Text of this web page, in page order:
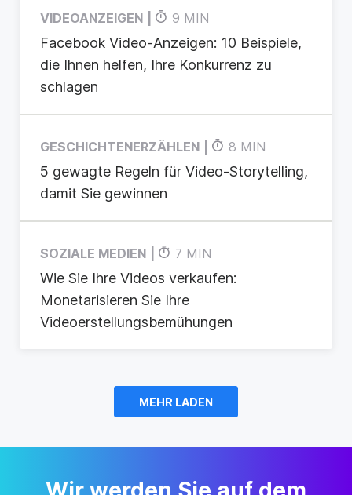
Facebook Video-Anzeigen: 10 Beispiele,
die Ihnen helfen, Ihre Konkurrenz zu
schlagen
VIDEOANZEIGEN 9 MIN
5 gewagte Regeln für Video-Storytelling,
damit Sie gewinnen
GESCHICHTENERZÄHLEN 8 MIN
Wie Sie Ihre Videos verkaufen:
Monetarisieren Sie Ihre
Videoerstellungsbemühungen
SOZIALE MEDIEN 7 MIN
MEHR LADEN